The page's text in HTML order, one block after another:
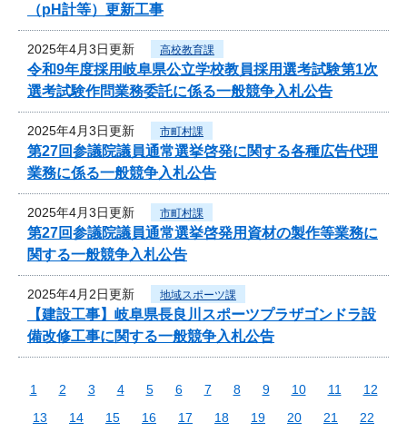
（pH計等）更新工事
2025年4月3日更新 高校教育課
令和9年度採用岐阜県公立学校教員採用選考試験第1次
選考試験作問業務委託に係る一般競争入札公告
2025年4月3日更新 市町村課
第27回参議院議員通常選挙啓発に関する各種広告代理
業務に係る一般競争入札公告
2025年4月3日更新 市町村課
第27回参議院議員通常選挙啓発用資材の製作等業務に
関する一般競争入札公告
2025年4月2日更新 地域スポーツ課
【建設工事】岐阜県長良川スポーツプラザゴンドラ設
備改修工事に関する一般競争入札公告
1 2 3 4 5 6 7 8 9 10 11
12
13
14 15 16 17 18 19 20 21
22